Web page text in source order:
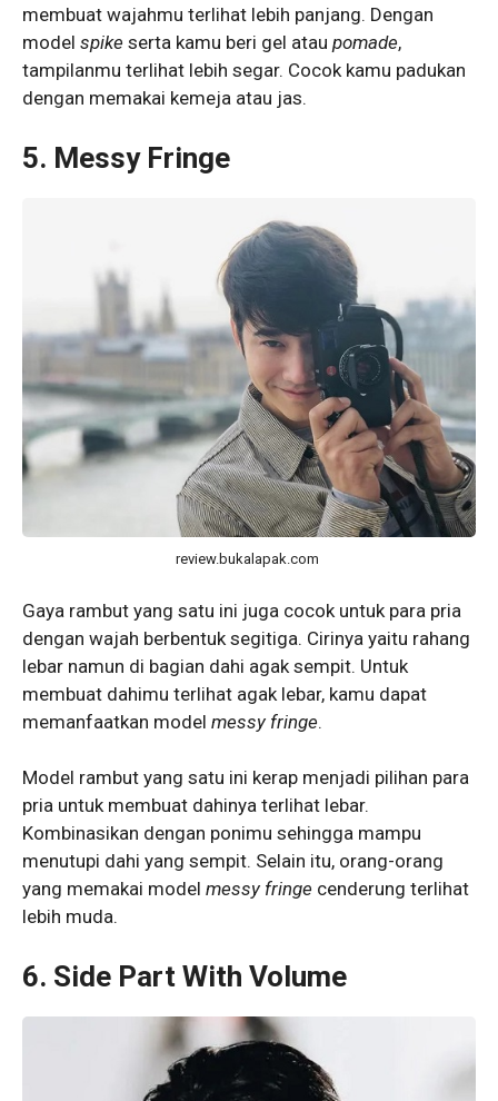
membuat wajahmu terlihat lebih panjang. Dengan
model spike serta kamu beri gel atau pomade,
tampilanmu terlihat lebih segar. Cocok kamu padukan
dengan memakai kemeja atau jas.
5. Messy Fringe
review.bukalapak.com
Gaya rambut yang satu ini juga cocok untuk para pria
dengan wajah berbentuk segitiga. Cirinya yaitu rahang
lebar namun di bagian dahi agak sempit. Untuk
membuat dahimu terlihat agak lebar, kamu dapat
memanfaatkan model messy fringe.
Model rambut yang satu ini kerap menjadi pilihan para
pria untuk membuat dahinya terlihat lebar.
Kombinasikan dengan ponimu sehingga mampu
menutupi dahi yang sempit. Selain itu, orang-orang
yang memakai model messy fringe cenderung terlihat
lebih muda.
6. Side Part With Volume